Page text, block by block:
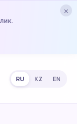
×
RU KZ EN